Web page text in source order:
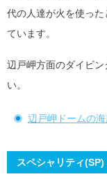
代の人達が火を使っ
ています。
辺戸岬方面のダイビ
い。
辺戸岬ドームの
スペシャリティ